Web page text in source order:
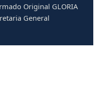
Original GLORIA
General